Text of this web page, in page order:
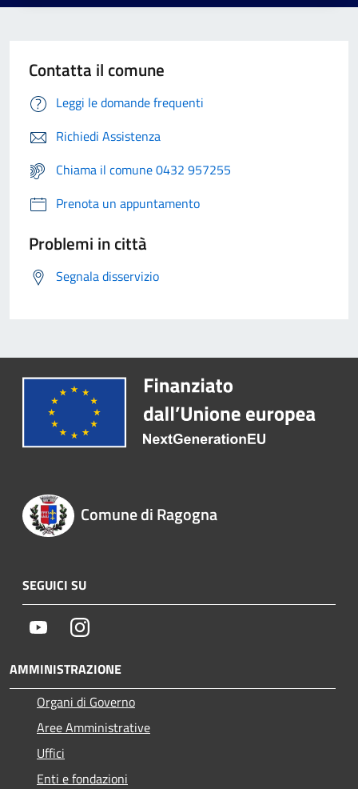
Contatta il comune
Leggi le domande frequenti
Richiedi Assistenza
Chiama il comune 0432 957255
Prenota un appuntamento
Problemi in città
Segnala disservizio
Comune di Ragogna
SEGUICI SU
YoutubeInstagram
AMMINISTRAZIONE
Organi di Governo
Aree Amministrative
Uffici
Enti e fondazioni